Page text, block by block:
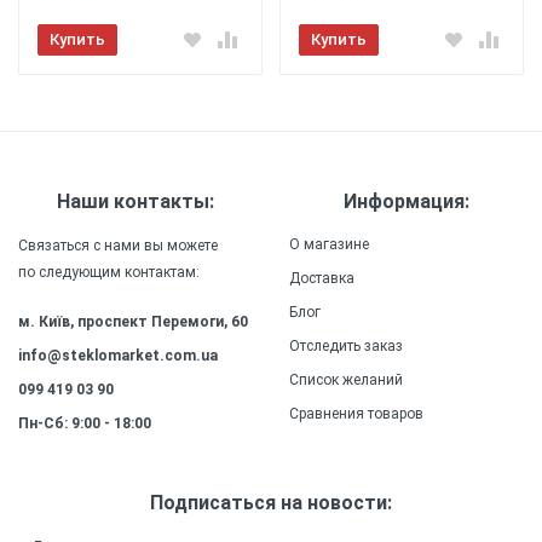
Легкость
: Чехол изготовлен
из легкого материала, который не добавляет
(ТПУ) материал чехла обеспечивает высокую
вид и качество защиты на долгое время.
Купить Купить
Наши контакты:
Связаться с нами вы можете
по следующим контактам:
м. Київ, проспект Перемоги, 60
info@steklomarket.com.ua
099 419 03 90
Пн-Сб: 9:00 - 18:00
Информация:
О магазине
Доставка
Блог
Отследить заказ
Список желаний
Сравнения товаров
Подписаться на новости: